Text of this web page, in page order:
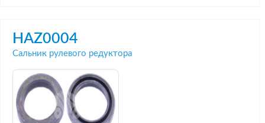
HAZ0004
Сальник рулевого редуктора